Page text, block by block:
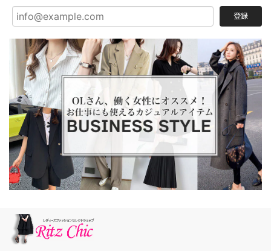
登録